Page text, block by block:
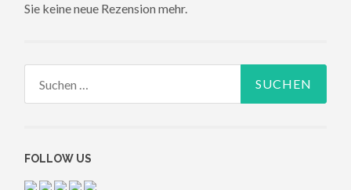
Sie keine neue Rezension mehr.
FOLLOW US